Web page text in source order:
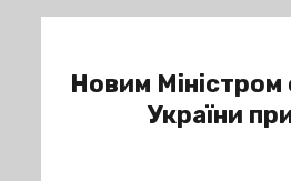
Новим
України